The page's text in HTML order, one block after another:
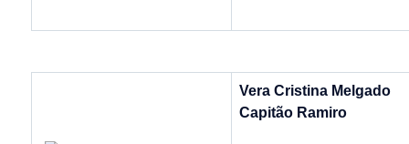
Vera Cristina Melgado
Capitão Ramiro